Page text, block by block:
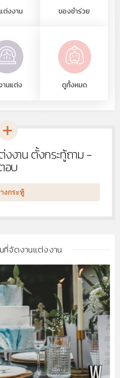
ต่งงาน ของชำร่วย
านแต่ง ดูทั้งหมด
งงาน ตั้งกระทู้ถาม -
อบ
งกระทู้
ที่จัดงานแต่งงาน